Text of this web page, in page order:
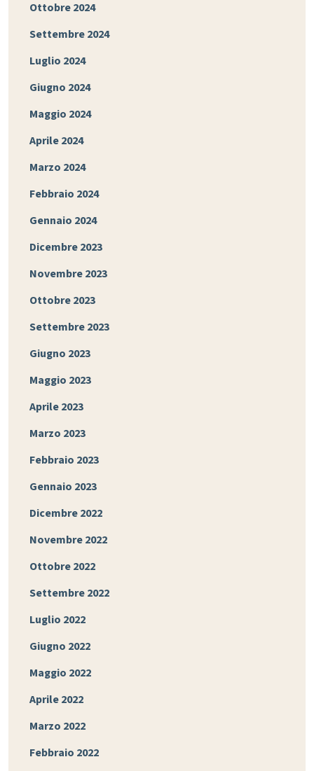
Ottobre 2024
Settembre 2024
Luglio 2024
Giugno 2024
Maggio 2024
Aprile 2024
Marzo 2024
Febbraio 2024
Gennaio 2024
Dicembre 2023
Novembre 2023
Ottobre 2023
Settembre 2023
Giugno 2023
Maggio 2023
Aprile 2023
Marzo 2023
Febbraio 2023
Gennaio 2023
Dicembre 2022
Novembre 2022
Ottobre 2022
Settembre 2022
Luglio 2022
Giugno 2022
Maggio 2022
Aprile 2022
Marzo 2022
Febbraio 2022